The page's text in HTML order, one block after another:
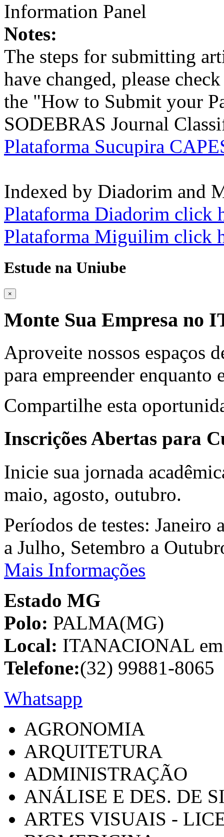
Information Panel
Notes:
The steps for submitting
have changed, please
the "How to Submit your
SODEBRAS Journal
Plataforma Sucupira
Indexed by Diadorim and
Plataforma Diadorim click
Plataforma Miguilim click
Estude na Uniube
×
Monte Sua Empresa no
Aproveite nossos espaços
para empreender enquanto
Compartilhe esta
Inscrições Abertas para
Inicie sua jornada
maio, agosto, outubro.
Períodos de testes:
a Julho, Setembro a
Mais Informações
Estado MG
Polo: PALMA(MG)
Local: ITANACIONAL
Telefone:(32) 99881-8065
Whatsapp
AGRONOMIA
ARQUITETURA
ADMINISTRAÇÃO
ANÁLISE E DES. DE
ARTES VISUAIS -